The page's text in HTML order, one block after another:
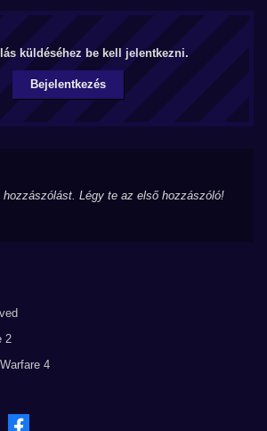
küldéséhez be kell jelentkezni.
Bejelentkezés
hozzászólást. Légy te az első hozzászóló!
2
4